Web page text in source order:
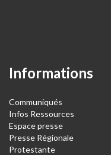
Informations
Communiqués
Infos Ressources
Espace presse
Presse Régionale
Protestante